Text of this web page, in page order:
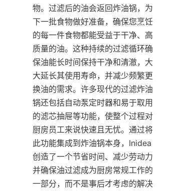
物。过滤后的油会返回炸油锅，为
下一批食物做好准备，确保您烹饪
的每一件食物都能受益于干净、高
质量的油。这种持续的过滤循环确
保油能长时间保持干净和清澈，大
大延长其使用寿命，并减少频繁更
换油的需求。许多现代的过滤炸油
锅还包括自动泵定时器和易于取用
的滤芯抽屉等功能，使整个过程对
厨房员工来说快速且无忧。通过将
此功能集成到炸油锅本身，Inidea
创造了一个节省时间、减少劳动力
并确保油过滤成为厨房常规工作的
一部分，而不是事后才考虑的解决